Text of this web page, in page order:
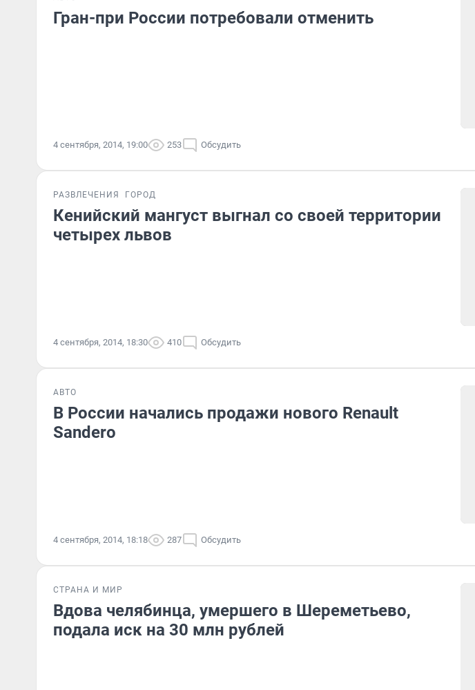
Гран-при России потребовали отменить
4 сентября, 2014, 19:00 253 Обсудить
РАЗВЛЕЧЕНИЯ ГОРОД
Кенийский мангуст выгнал со своей территории
четырех львов
4 сентября, 2014, 18:30 410 Обсудить
АВТО
В России начались продажи нового Renault
Sandero
4 сентября, 2014, 18:18 287 Обсудить
СТРАНА И МИР
Вдова челябинца, умершего в Шереметьево,
подала иск на 30 млн рублей